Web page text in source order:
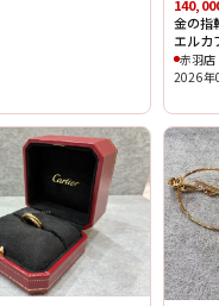
金の指
エルカ
赤羽店
2026年